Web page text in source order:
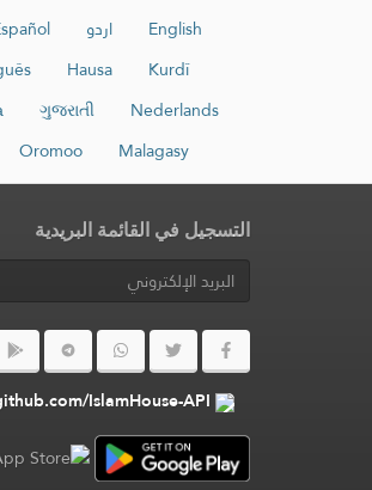
English اردو
Kurdî
Hausa
Nederlands
ગુજરાતી
Malagasy
Oromoo
التسجيل في القائمة البريدية
IslamHouse-API